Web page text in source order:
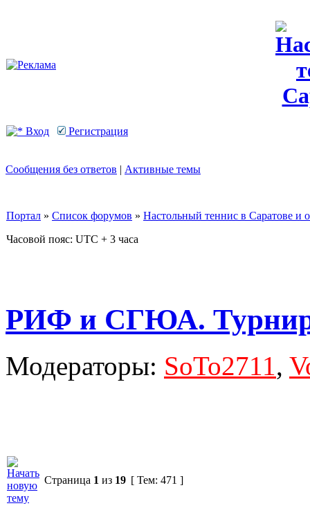
Вход Регистрация
Сообщения без ответов | Активные темы
Портал » Список форумов » Настольный теннис в Саратове и
Часовой пояс: UTC + 3 часа
РИФ и СГЮА.
Модераторы: SoTo2711,
Страница 1 из 19 [ Тем: 471 ]